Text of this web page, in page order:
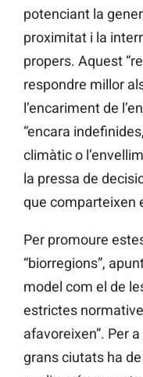
potenciant la
proximitat i la
propers. Aquest
respondre millor
l’encariment de
“encara
climàtic o
la pressa de
que comparteixen
Per promoure
“biorregions”,
model com el de
estrictes
afavoreixen”. Per
grans ciutats ha